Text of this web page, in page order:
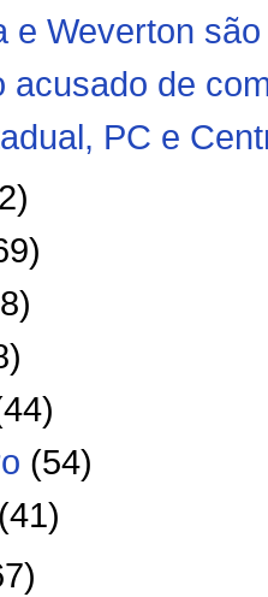
e Weverton
acusado de
PC e
(54)
(41)